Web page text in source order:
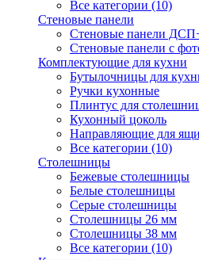
Все категории (10)
Стеновые панели
Стеновые панели
Стеновые панели с
Комплектующие для кухни
Бутылочницы для
Ручки кухонные
Плинтус для
Кухонный цоколь
Направляющие для
Все категории (10)
Столешницы
Бежевые столешницы
Белые столешницы
Серые столешницы
Столешницы 26 мм
Столешницы 38 мм
Все категории (10)